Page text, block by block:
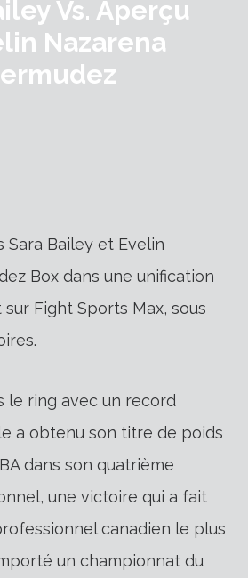
Vs. Aperçu
Nazarena
Sara Bailey et Evelin
Box dans une unification
Fight Sports Max, sous
le ring avec un record
a obtenu son titre de poids
dans son quatrième
une victoire qui a fait
canadien le plus
un championnat du